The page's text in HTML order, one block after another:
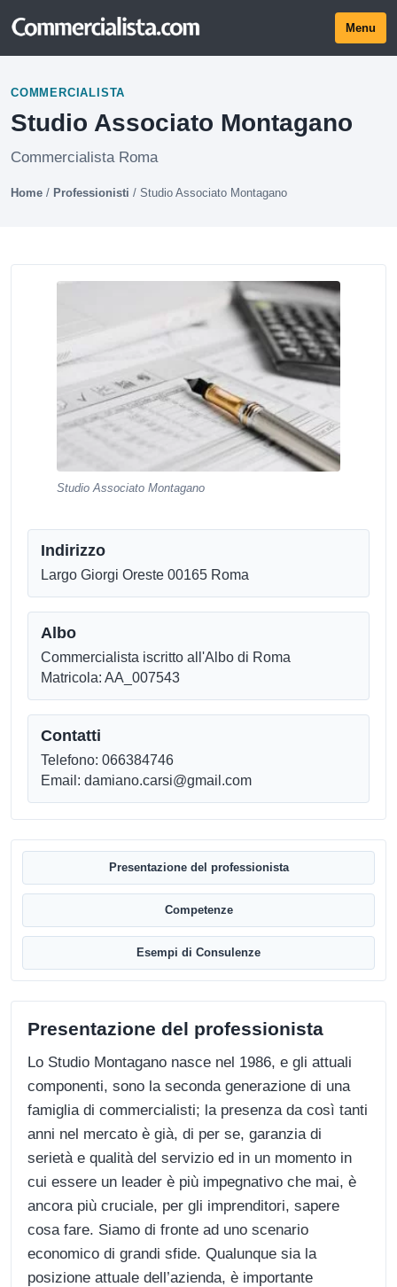
Menu
COMMERCIALISTA
Studio Associato Montagano
Commercialista Roma
Home / Professionisti / Studio Associato Montagano
Studio Associato Montagano
Indirizzo
Largo Giorgi Oreste 00165 Roma
Albo
Commercialista iscritto all'Albo di Roma
Matricola: AA_007543
Contatti
Telefono: 066384746
Email: damiano.carsi@gmail.com
Presentazione del professionista
Competenze
Esempi di Consulenze
Presentazione del professionista
Lo Studio Montagano nasce nel 1986, e gli attuali
componenti, sono la seconda generazione di una
famiglia di commercialisti; la presenza da così tanti
anni nel mercato è già, di per se, garanzia di
serietà e qualità del servizio ed in un momento in
cui essere un leader è più impegnativo che mai, è
ancora più cruciale, per gli imprenditori, sapere
cosa fare. Siamo di fronte ad uno scenario
economico di grandi sfide. Qualunque sia la
posizione attuale dell’azienda, è importante